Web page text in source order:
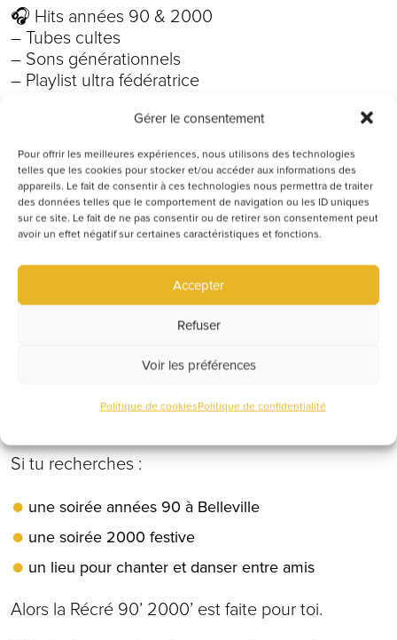
Gérer le consentement
Pour offrir les meilleures expériences, nous utilisons des technologies
telles que les cookies pour stocker et/ou accéder aux informations des
appareils. Le fait de consentir à ces technologies nous permettra de traiter
des données telles que le comportement de navigation ou les ID uniques
sur ce site. Le fait de ne pas consentir ou de retirer son consentement peut
avoir un effet négatif sur certaines caractéristiques et fonctions.
Accepter
Refuser
Voir les préférences
Politique de cookiesPolitique de confidentialité
🎧 Hits années 90 & 2000
– Tubes cultes
– Sons générationnels
– Playlist ultra fédératrice
🔥 Ambiance festive
– Dancefloor énergique
– Moments chantés collectifs
– Festif et convivial
🍹 Expérience EDG
– Terrasse et espace festif
🍔 Cantine du soir ouverte
– Planches à partager
Si tu recherches :
une soirée années 90 à Belleville
une soirée 2000 festive
un lieu pour chanter et danser entre amis
Alors la Récré 90’ 2000’ est faite pour toi.